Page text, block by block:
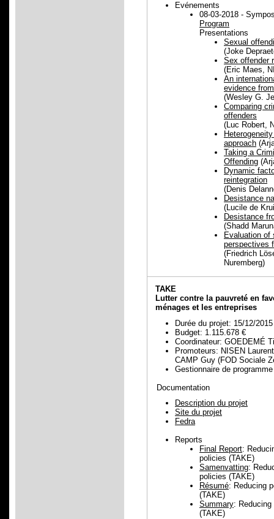
Evénements
08-03-2018 -
Program
Presentations
Sexual
(Joke
Sex offender
(Eric Maes,
An
evidence
(Wesley G.
Comparing
offenders
(Luc Robert,
approach
Taking a
Offending
Dynamic
reintegration
(Denis
Desistance
(Lucile de
Desistance
(Shadd
Evaluation of
perspectives
(Friedrich
Nuremberg)
TAKE
Lutter contre la pauvreté en
ménages et les entreprises
Durée du projet: 15/12/
Budget: 1.115.678 €
Coordinateur: GOEDEMÉ
Promoteurs: NISEN
CAMP Guy (FOD Sociale
Gestionnaire de
Documentation
Description du projet
Site du projet
Fedra
Reports
Final Report:
policies (TAKE)
Samenvatting:
policies (TAKE)
Résumé: Reducing
(TAKE)
Summary:
(TAKE)